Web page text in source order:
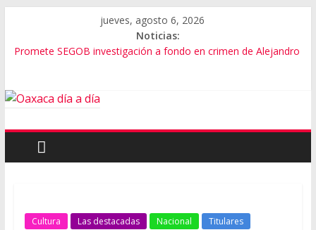
jueves, agosto 6, 2026
Noticias:
Promete SEGOB investigación a fondo en crimen de Alejandro
predios
Banda de fraudes financieros operaba desde un Toks
El tema de Alejandro Leyva no debe desviarse: Pedro Matías
Cultura Las destacadas Nacional Titulares